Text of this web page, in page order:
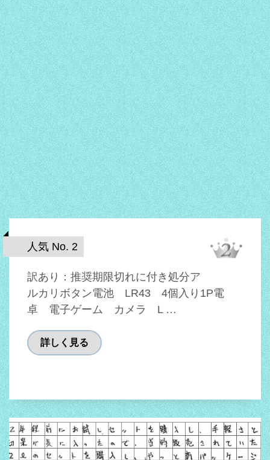
人気 No. 2
訳あり：推奨期限切れに付き処分ア
ルカリボタン電池 LR43 4個入り1P電
卓 電子ゲーム カメラ L …
詳しく見る